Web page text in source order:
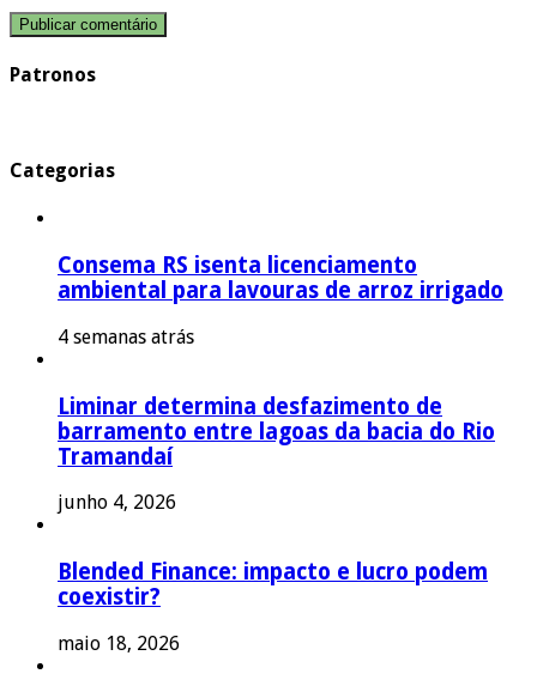
Patronos
Categorias
Consema RS isenta licenciamento
ambiental para lavouras de arroz irrigado
4 semanas atrás
Liminar determina desfazimento de
barramento entre lagoas da bacia do Rio
Tramandaí
junho 4, 2026
Blended Finance: impacto e lucro podem
coexistir?
maio 18, 2026